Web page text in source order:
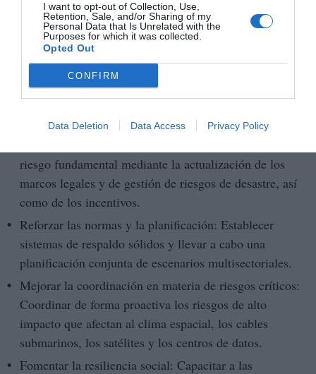
I want to opt-out of Collection, Use,
Retention, Sale, and/or Sharing of my
Personal Data that Is Unrelated with the
Purposes for which it was collected.
Opted Out
CONFIRM
Data Deletion Data Access Privacy Policy
Profundizar el conocimiento: identificar
vulnerabilidades, mapear las dependencias
intersectoriales, desarrollar modelos para posibles
reacciones en cadena y mantener habilidades
analógicas.
Modernizar la gestión de riesgos: Tratar las
riesgo fundamental mediante la actualización de los
marcos legales y de gestión de riesgos de desastre, así
como de los incentivos.
Reforzar las normas y la planificación: Establecer
sistemas de respaldo sólidos y llevar a cabo una
planificación conjunta de escenarios multisectoriales.
Mejorar la coordinación en materia de riesgos críticos:
Coordinar de forma proactiva los riesgos de alto
impacto que afectan al clima espacial, los cables
submarinos, los satélites y los centros de datos.
Fomentar la resiliencia social: Capacitar a las